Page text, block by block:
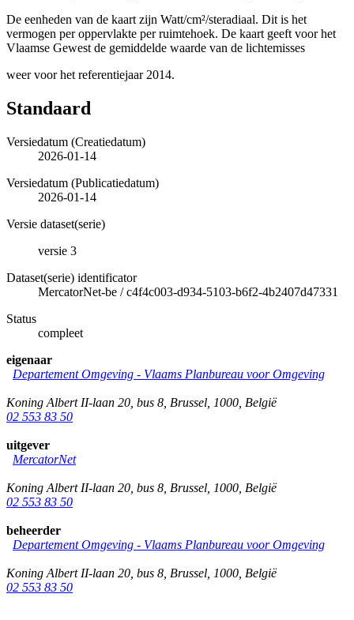
De eenheden van de kaart zijn Watt/cm²/steradiaal. Dit is het
vermogen per oppervlakte per ruimtehoek. De kaart geeft voor het
Vlaamse Gewest de gemiddelde waarde van de lichtemisses
weer voor het referentiejaar 2014.
Standaard
Versiedatum (Creatiedatum)
2026-01-14
Versiedatum (Publicatiedatum)
2026-01-14
Versie dataset(serie)
versie 3
Dataset(serie) identificator
MercatorNet-be /c4f4c003-d934-5103-b6f2-4b2407d47331
Status
compleet
eigenaar
Departement Omgeving - Vlaams Planbureau voor Omgeving
Koning Albert II-laan 20, bus 8 Brussel 1000 België
02 553 83 50
uitgever
MercatorNet
Koning Albert II-laan 20, bus 8 Brussel 1000 België
02 553 83 50
beheerder
Departement Omgeving - Vlaams Planbureau voor Omgeving
Koning Albert II-laan 20, bus 8 Brussel 1000 België
02 553 83 50